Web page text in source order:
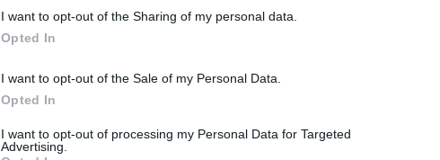
I want to opt-out of the Sharing of my personal data.
Opted In
I want to opt-out of the Sale of my Personal Data.
Opted In
I want to opt-out of processing my Personal Data for Targeted
Advertising.